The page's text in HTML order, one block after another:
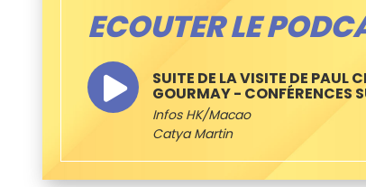
ECOUTER LE
SUITE DE LA VISITE DE PAUL
GOURMAY - CONFÉRENCES
Infos HK/Macao
Catya Martin